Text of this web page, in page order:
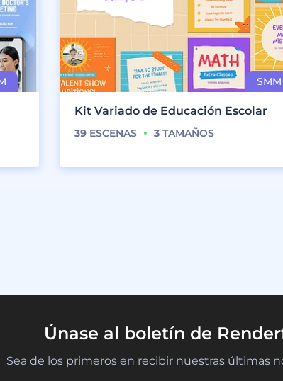
Kit Variado de Educación Escolar
39 ESCENAS 3 TAMAÑOS
Únase al boletín de
Sea de los primeros en recibir nuestras últimas